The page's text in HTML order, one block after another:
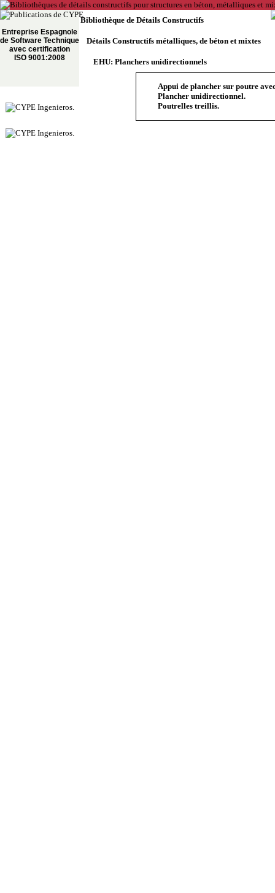
Entreprise Espagnole
de Software Technique
avec certification
ISO 9001:2008
Bibliothèque de Détails Constructifs
Détails Constructifs métalliques, de béton et mixtes
EHU: Planchers unidirectionnels
Appui de plancher sur poutre
Plancher unidirectionnel.
Poutrelles treillis.